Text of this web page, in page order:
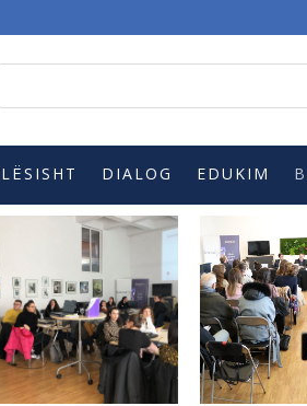
DIALOG EDUKIM